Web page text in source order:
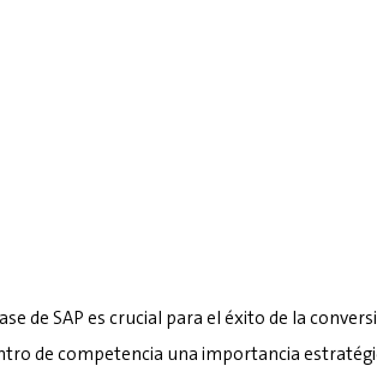
de SAP es crucial para el éxito de la
de competencia una importancia